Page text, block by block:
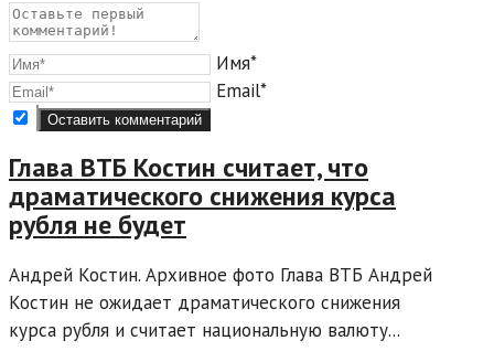
Имя*
Email*
Глава ВТБ Костин считает, что
драматического снижения курса
рубля не будет
Андрей Костин. Архивное фото Глава ВТБ Андрей
Костин не ожидает драматического снижения
курса рубля и считает национальную валюту...